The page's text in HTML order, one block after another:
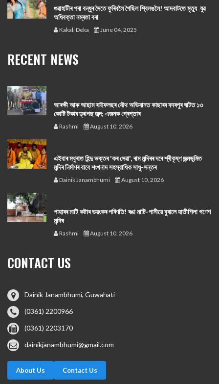
গুৱাহাটীৰ পৰা বন্ধুৰ সৈতে ফুৰিবলৈ গৈছিল শ্বিলঙলৈ! আদবাটতে মৃত্যু যুৱ
অধিবক্তা নম্ৰতা বৰা
Kakali Deka June 04, 2025
RECENT NEWS
আৰক্ষী আৰু আছাম ৰাইফলছৰ যৌথ অভিযানত কাছাৰৰ বদৰপুৰ ঘাটত ১৩
কোটি টকাৰ ড্ৰাগছ জব্দ; এজনক গ্ৰেপ্তাৰ
Rashmi August 10, 2026
এইবাৰ মথুৰাত হিন্দু ভক্তৰ 'কৰ সেৱা', ৰাম মন্দিৰৰ দৰে শ্ৰীকৃষ্ণ জন্মভূমিত
মন্দিৰ নিৰ্মাণৰ বাবে শংখনাদ সহস্রাধিক সাধু-সন্তৰ
Dainik Janambhumi August 10, 2026
পাহাৰৰ মাটি কটাৰ ভয়ংকৰ পৰিণতি! ৰঙা মাটি-পানীয়ে বুৰালে হাতীশিলা গণেশ
মন্দিৰ
Rashmi August 10, 2026
CONTACT US
Dainik Janambhumi, Guwahati
(0361) 2200966
(0361) 2203170
dainikjanambhumi@gmail.com
About Us Contact Us